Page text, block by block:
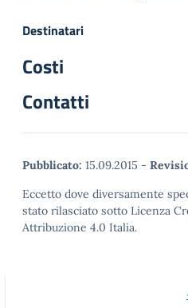
Destinatari
Costi
Contatti
Pubblicato: 15.09.2015 -
Eccetto dove diversamente
stato rilasciato sotto Licenza
Attribuzione 4.0 Italia.